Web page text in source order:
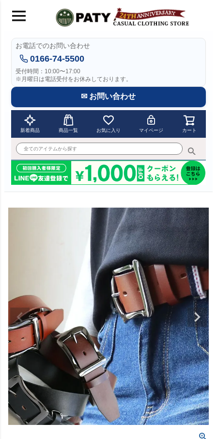
お電話でのお問い合わせ
0166-74-5500
受付時間：10:00〜17:00
※月曜日は電話受付をお休みしております。
✉ お問い合わせ
新着商品 商品一覧 お気に入り マイページ カート